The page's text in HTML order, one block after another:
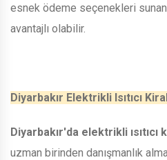
esnek ödeme seçenekleri
avantajlı olabilir.
Diyarbakır Elektrikli Isıtıcı
Diyarbakır'da elektrikli ısıtıcı
uzman birinden danışmanlık